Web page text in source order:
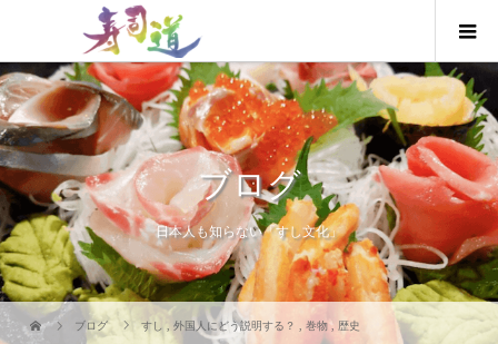
ブログ
日本人も知らない「すし文化」
ブログ すし ,外国人にどう説明する？ ,巻物 , 歴史